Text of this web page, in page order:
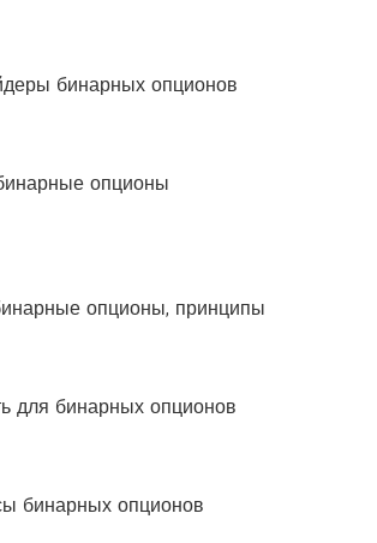
бинарных опционов
опционы
опционы, принципы
для бинарных опционов
бинарных опционов